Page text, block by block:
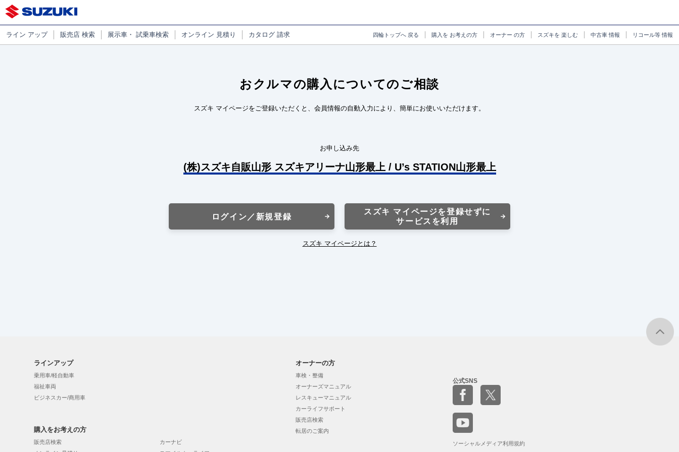
ライン アップ 販売店 検索 展示車・ 試乗車検索 オンライン 見積り カタログ 請求 四輪トップへ 戻る 購入を お考えの方 オーナー の方 スズキを 楽しむ 中古車情報 リコール等情報
おクルマの購入についてのご相談
スズキ マイページをご登録いただくと、会員情報の自動入力により、簡単にお使いいただけます。
お申し込み先
(株)スズキ自販山形 スズキアリーナ山形最上 / U’s STATION山形最上
ログイン／新規登録
スズキ マイページを登録せずに
サービスを利用
スズキ マイページとは？
ラインアップ
乗用車/軽自動車
福祉車両
ビジネスカー/商用車
購入をお考えの方
販売店検索
カーナビ
オーナーの方
車検・整備
オーナーズマニュアル
レスキューマニュアル
カーライフサポート
販売店検索
転居のご案内
公式SNS
ソーシャルメディア利用規約